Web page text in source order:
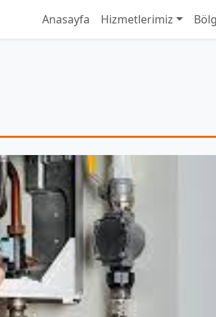
Anasayfa Hizmetlerimiz